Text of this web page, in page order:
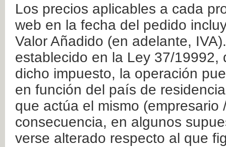
Los precios aplicables a cada
web en la fecha del pedido
Valor Añadido (en adelante,
establecido en la Ley 37/
dicho impuesto, la operación
en función del país de
que actúa el mismo
consecuencia, en algunos
verse alterado respecto al que